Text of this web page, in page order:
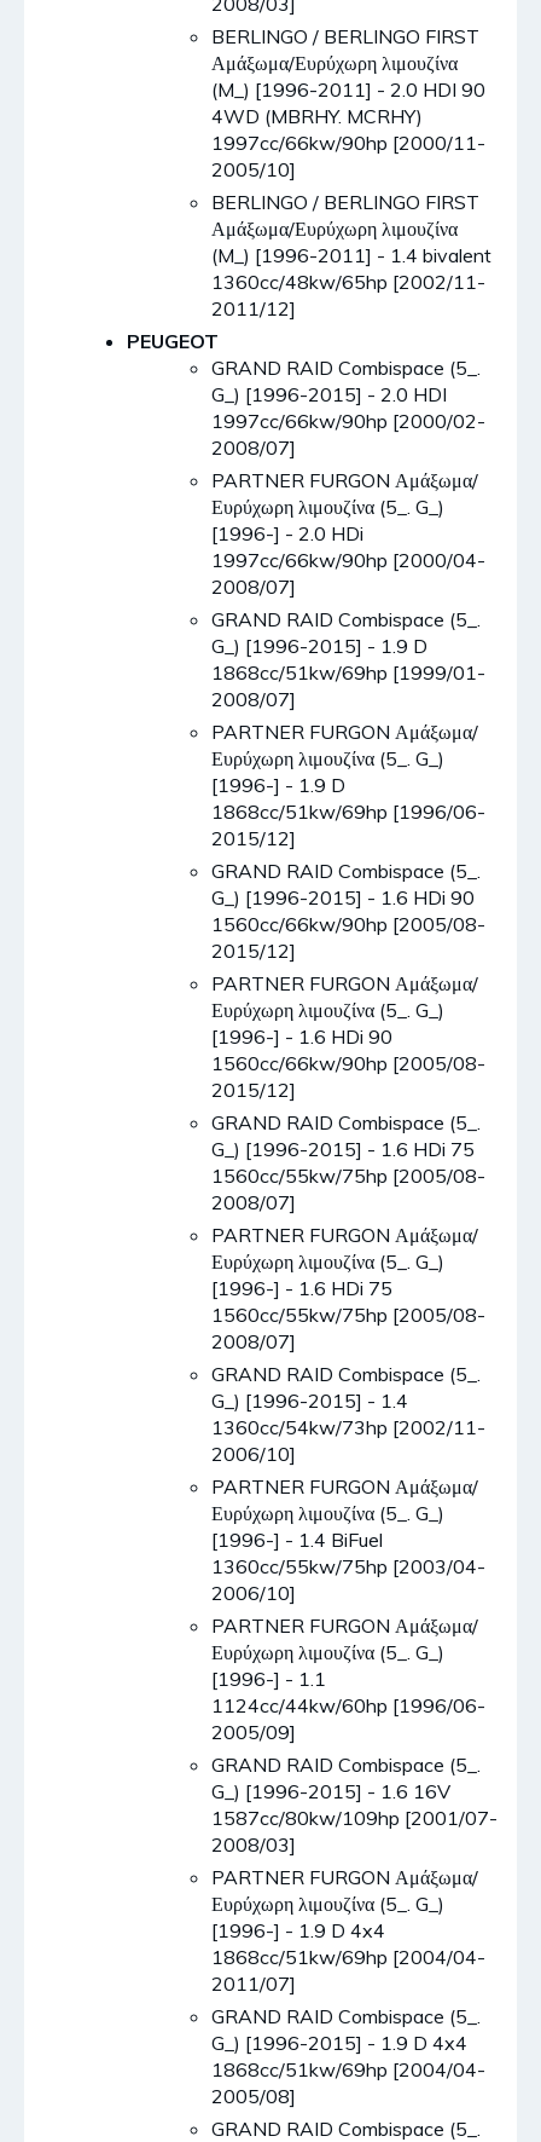
BERLINGO / BERLINGO FIRST
Αμάξωμα/Ευρύχωρη λιμουζίνα
(M_) [1996-2011] - 2.0 HDI 90
4WD (MBRHY. MCRHY)
1997cc/66kw/90hp [2000/11-
2005/10]
BERLINGO / BERLINGO FIRST
Αμάξωμα/Ευρύχωρη λιμουζίνα
(M_) [1996-2011] - 1.4 bivalent
1360cc/48kw/65hp [2002/11-
2011/12]
PEUGEOT
GRAND RAID Combispace (5_.
G_) [1996-2015] - 2.0 HDI
1997cc/66kw/90hp [2000/02-
2008/07]
PARTNER FURGON Αμάξωμα/
Ευρύχωρη λιμουζίνα (5_. G_)
[1996-] - 2.0 HDi
1997cc/66kw/90hp [2000/04-
2008/07]
GRAND RAID Combispace (5_.
G_) [1996-2015] - 1.9 D
1868cc/51kw/69hp [1999/01-
2008/07]
PARTNER FURGON Αμάξωμα/
Ευρύχωρη λιμουζίνα (5_. G_)
[1996-] - 1.9 D
1868cc/51kw/69hp [1996/06-
2015/12]
GRAND RAID Combispace (5_.
G_) [1996-2015] - 1.6 HDi 90
1560cc/66kw/90hp [2005/08-
2015/12]
PARTNER FURGON Αμάξωμα/
Ευρύχωρη λιμουζίνα (5_. G_)
[1996-] - 1.6 HDi 90
1560cc/66kw/90hp [2005/08-
2015/12]
GRAND RAID Combispace (5_.
G_) [1996-2015] - 1.6 HDi 75
1560cc/55kw/75hp [2005/08-
2008/07]
PARTNER FURGON Αμάξωμα/
Ευρύχωρη λιμουζίνα (5_. G_)
[1996-] - 1.6 HDi 75
1560cc/55kw/75hp [2005/08-
2008/07]
GRAND RAID Combispace (5_.
G_) [1996-2015] - 1.4
1360cc/54kw/73hp [2002/11-
2006/10]
PARTNER FURGON Αμάξωμα/
Ευρύχωρη λιμουζίνα (5_. G_)
[1996-] - 1.4 BiFuel
1360cc/55kw/75hp [2003/04-
2006/10]
PARTNER FURGON Αμάξωμα/
Ευρύχωρη λιμουζίνα (5_. G_)
[1996-] - 1.1
1124cc/44kw/60hp [1996/06-
2005/09]
GRAND RAID Combispace (5_.
G_) [1996-2015] - 1.6 16V
1587cc/80kw/109hp [2001/07-
2008/03]
PARTNER FURGON Αμάξωμα/
Ευρύχωρη λιμουζίνα (5_. G_)
[1996-] - 1.9 D 4x4
1868cc/51kw/69hp [2004/04-
2011/07]
GRAND RAID Combispace (5_.
G_) [1996-2015] - 1.9 D 4x4
1868cc/51kw/69hp [2004/04-
2005/08]
GRAND RAID Combispace (5_.